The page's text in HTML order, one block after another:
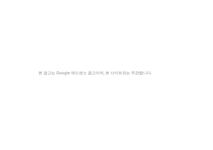
본 광고는 Google 애드센스 광고이며, 본 사이트와는 무관합니다.